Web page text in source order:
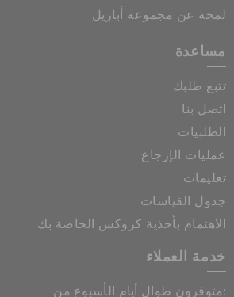
لمحة عن مجموعة أباريل
مساعدة
تتبع طلبك
اتصل بنا
الطلبيات
عمليات الإرجاع
تعليمات
جدول القياسات
الاهتمام بأحذية كروكس الخاصة بك
خدمة العملاء
متوفرون طوال أيام الأسبوع من: